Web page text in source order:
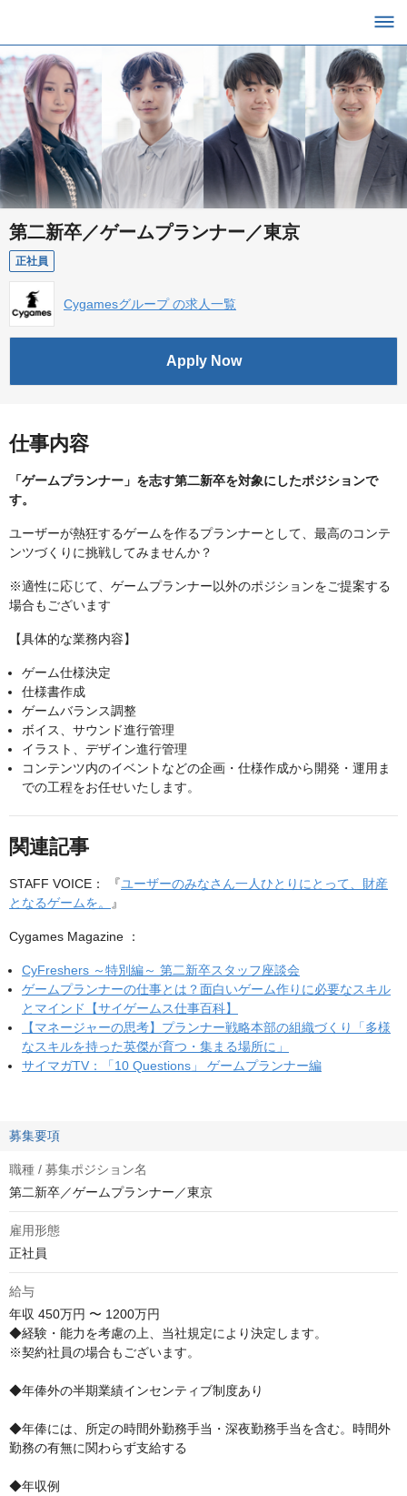
第二新卒／ゲームプランナー／東京
正社員
Cygamesグループ の求人一覧
Apply Now
仕事内容
「ゲームプランナー」を志す第二新卒を対象にしたポジションで
す。
ユーザーが熱狂するゲームを作るプランナーとして、最高のコンテ
ンツづくりに挑戦してみませんか？
※適性に応じて、ゲームプランナー以外のポジションをご提案する
場合もございます
【具体的な業務内容】
ゲーム仕様決定
仕様書作成
ゲームバランス調整
ボイス、サウンド進行管理
イラスト、デザイン進行管理
コンテンツ内のイベントなどの企画・仕様作成から開発・運用ま
での工程をお任せいたします。
関連記事
STAFF VOICE： 『ユーザーのみなさん一人ひとりにとって、財産
となるゲームを。 』
Cygames Magazine ：
CyFreshers ～特別編～ 第二新卒スタッフ座談会
ゲームプランナーの仕事とは？面白いゲーム作りに必要なスキル
とマインド【サイゲームス仕事百科】
【マネージャーの思考】プランナー戦略本部の組織づくり「多様
なスキルを持った英傑が育つ・集まる場所に」
サイマガTV：「10 Questions」 ゲームプランナー編
募集要項
職種 / 募集ポジション名
第二新卒／ゲームプランナー／東京
雇用形態
正社員
給与
年収 450万円 〜 1200万円
◆経験・能力を考慮の上、当社規定により決定します。
※契約社員の場合もございます。
◆年俸外の半期業績インセンティブ制度あり
◆年俸には、所定の時間外勤務手当・深夜勤務手当を含む。時間外
勤務の有無に関わらず支給する
◆年収例